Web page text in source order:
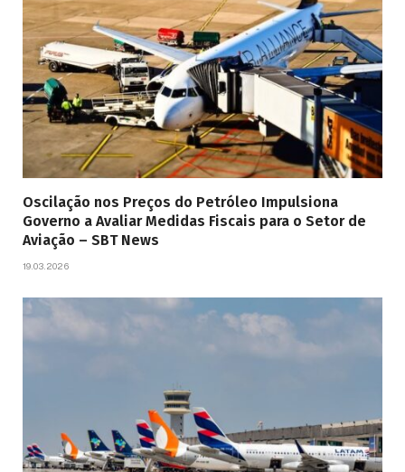
Oscilação nos Preços do Petróleo Impulsiona
Governo a Avaliar Medidas Fiscais para o Setor de
Aviação – SBT News
19.03.2026